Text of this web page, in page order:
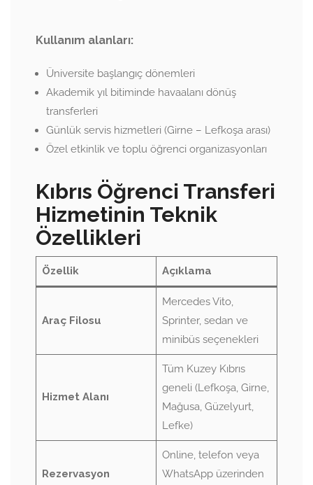
Kullanım alanları:
Üniversite başlangıç dönemleri
Akademik yıl bitiminde havaalanı dönüş
transferleri
Günlük servis hizmetleri (Girne – Lefkoşa arası)
Özel etkinlik ve toplu öğrenci organizasyonları
Kıbrıs Öğrenci Transferi
Hizmetinin Teknik
Özellikleri
Özellik Açıklama
Araç Filosu
Mercedes Vito,
Sprinter, sedan ve
minibüs seçenekleri
Hizmet Alanı
Tüm Kuzey Kıbrıs
geneli (Lefkoşa, Girne,
Mağusa, Güzelyurt,
Lefke)
Rezervasyon
Online, telefon veya
WhatsApp üzerinden